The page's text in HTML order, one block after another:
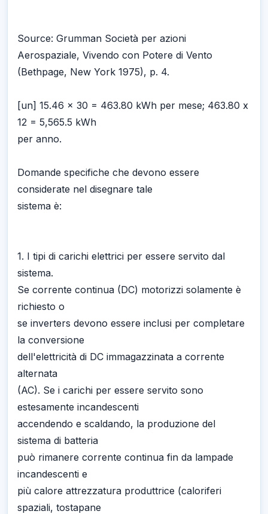
Source: Grumman Società per azioni
Aerospaziale, Vivendo con Potere di Vento
(Bethpage, New York 1975), p. 4.
[un] 15.46 x 30 = 463.80 kWh per mese; 463.80 x
12 = 5,565.5 kWh
per anno.
Domande specifiche che devono essere
considerate nel disegnare tale
sistema è:
1. I tipi di carichi elettrici per essere servito dal
sistema.
Se corrente continua (DC) motorizzi solamente è
richiesto o
se inverters devono essere inclusi per completare
la conversione
dell'elettricità di DC immagazzinata a corrente
alternata
(AC). Se i carichi per essere servito sono
estesamente incandescenti
accendendo e scaldando, la produzione del
sistema di batteria
può rimanere corrente continua fin da lampade
incandescenti e
più calore attrezzatura produttrice (caloriferi
spaziali, tostapane